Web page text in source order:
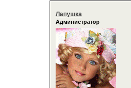
Лапушка
Администратор